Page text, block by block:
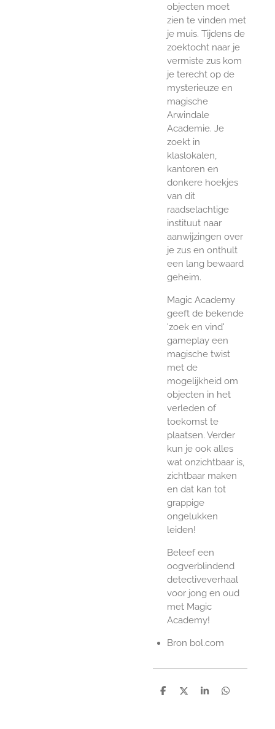
objecten moet
zien te vinden met
je muis. Tijdens de
zoektocht naar je
vermiste zus kom
je terecht op de
mysterieuze en
magische
Arwindale
Academie. Je
zoekt in
klaslokalen,
kantoren en
donkere hoekjes
van dit
raadselachtige
instituut naar
aanwijzingen over
je zus en onthult
een lang bewaard
geheim.
Magic Academy
geeft de bekende
'zoek en vind'
gameplay een
magische twist
met de
mogelijkheid om
objecten in het
verleden of
toekomst te
plaatsen. Verder
kun je ook alles
wat onzichtbaar is,
zichtbaar maken
en dat kan tot
grappige
ongelukken
leiden!
Beleef een
oogverblindend
detectiveverhaal
voor jong en oud
met Magic
Academy!
Bron bol.com
D
D
S
D